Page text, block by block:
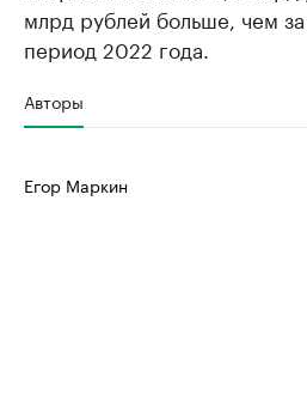
млрд рублей больше, чем
период 2022 года.
Авторы
Егор Маркин